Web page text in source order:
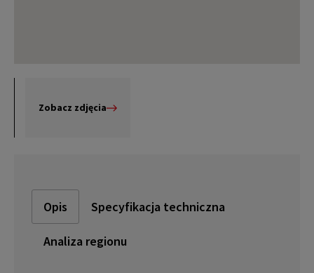
Zobacz zdjęcia
Opis Specyfikacja techniczna
Analiza regionu